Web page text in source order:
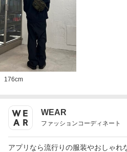
176cm
WEAR
ファッションコーディネート
アプリなら流行りの服装やおしゃれ